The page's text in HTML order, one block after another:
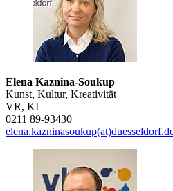
Elena Kaznina-Soukup
Kunst, Kultur, Kreativität
VR, KI
0211 89-93430